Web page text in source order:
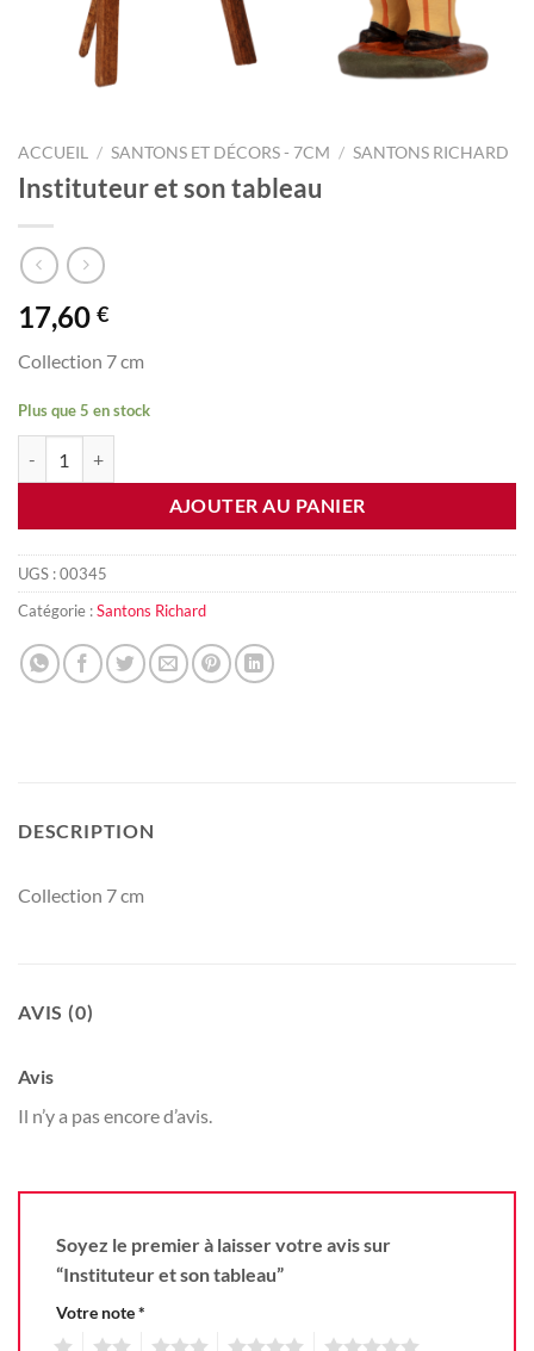
ACCUEIL / SANTONS ET DÉCORS - 7CM / SANTONS RICHARD
Instituteur et son tableau
17,60 €
Collection 7 cm
Plus que 5 en stock
AJOUTER AU PANIER
UGS :00345
Catégorie :Santons Richard
DESCRIPTION
Collection 7 cm
AVIS (0)
Avis
Il n’y a pas encore d’avis.
Soyez le premier à laisser votre avis sur
“Instituteur et son tableau”
Votre note*